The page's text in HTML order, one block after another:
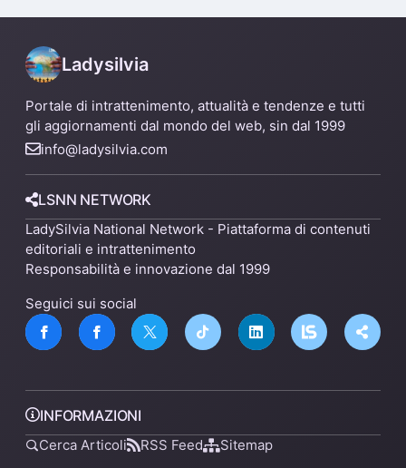
Ladysilvia
Portale di intrattenimento, attualità e tendenze e tutti
gli aggiornamenti dal mondo del web, sin dal 1999
info@ladysilvia.com
LSNN NETWORK
LadySilvia National Network - Piattaforma di contenuti
editoriali e intrattenimento
Responsabilità e innovazione dal 1999
Seguici sui social
INFORMAZIONI
Cerca Articoli RSS Feed Sitemap